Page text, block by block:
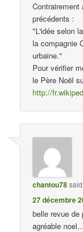
précédents :
"L'idée selon
la compagnie
urbaine."
Pour vérifier
le Père Noël
http://
chantou78
27 décembre
belle revue
agréable